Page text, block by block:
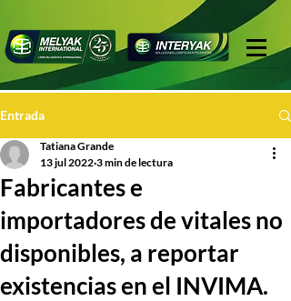
Entrada
Fabricantes e
importadores de vitales no
disponibles, a reportar
existencias en el INVIMA.
Tatiana Grande
13 jul 2022 3 min de lectura